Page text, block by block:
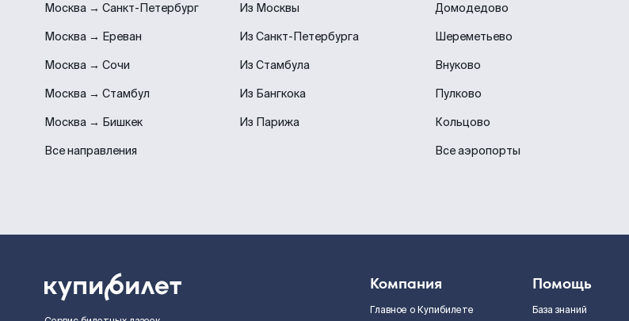
Москва → Санкт-Петербург
Москва → Ереван
Москва → Сочи
Москва → Стамбул
Москва → Бишкек
Все направления
Из Москвы
Из Санкт-Петербурга
Из Стамбула
Из Бангкока
Из Парижа
Домодедово
Шереметьево
Внуково
Пулково
Кольцово
Все аэропорты
Компания
Главное о Купибилете
Помощь
База знаний